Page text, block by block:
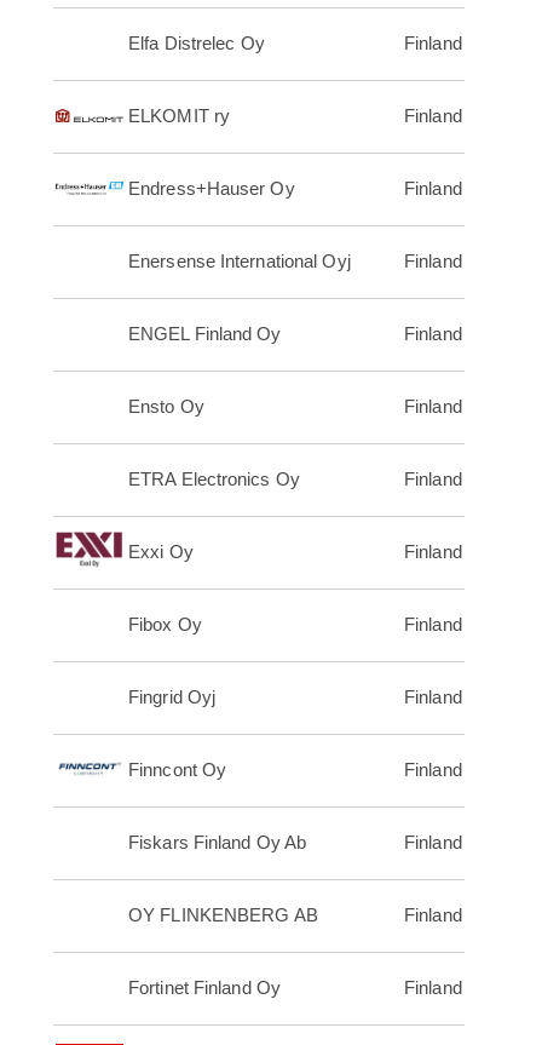
Elfa Distrelec Oy Finland
ELKOMIT ry Finland
Endress+Hauser Oy Finland
Enersense International Oyj Finland
ENGEL Finland Oy Finland
Ensto Oy Finland
ETRA Electronics Oy Finland
Exxi Oy Finland
Fibox Oy Finland
Fingrid Oyj Finland
Finncont Oy Finland
Fiskars Finland Oy Ab Finland
OY FLINKENBERG AB Finland
Fortinet Finland Oy Finland